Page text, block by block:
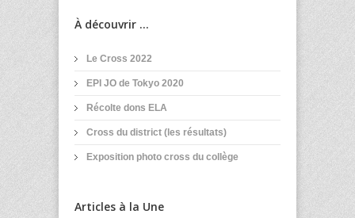
À découvrir ...
Le Cross 2022
EPI JO de Tokyo 2020
Récolte dons ELA
Cross du district (les résultats)
Exposition photo cross du collège
Articles à la Une